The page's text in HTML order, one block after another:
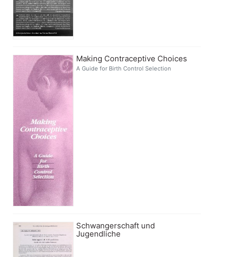
Making Contraceptive Choices
A Guide for Birth Control Selection
Schwangerschaft und
Jugendliche